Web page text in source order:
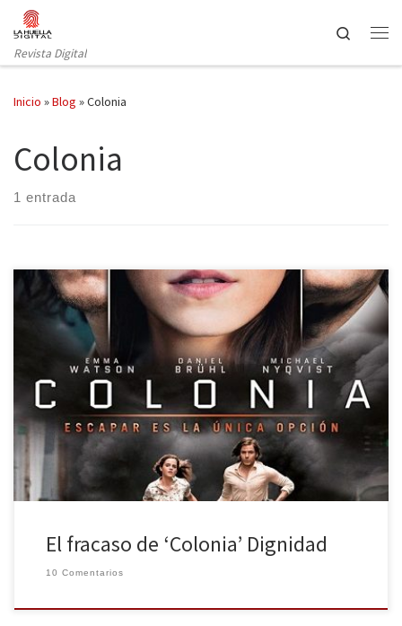
Saltar al contenido
Revista Digital
Search
Inicio »Blog »Colonia
Colonia
1 entrada
Chile, 11 de septiembre de 1973. Durante el Golpe de Estado del
general Pinochet, Daniel, un fotógrafo alemán simpatizante del
gobierno de Salvador Allende, y su novia Lena, azafata de vuelo,
son secuestrados por los defensores del régimen. La policía
secreta detendrá a Daniel por ser reconocido como el creador
[…]
El fracaso de ‘Colonia’ Dignidad
10 Comentarios